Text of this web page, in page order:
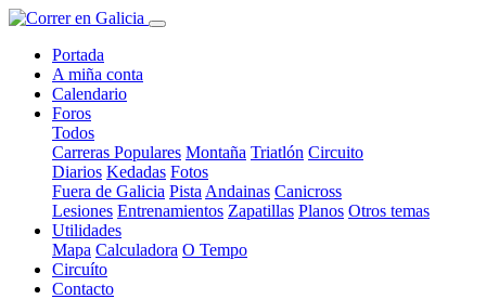
Portada
A miña conta
Calendario
Foros
Todos
Carreras Populares Montaña Triatlón Circuito
Diarios Kedadas Fotos
Fuera de Galicia Pista Andainas Canicross
Lesiones Entrenamientos Zapatillas Planos Otros temas
Utilidades
Mapa Calculadora O Tempo
Circuíto
Contacto